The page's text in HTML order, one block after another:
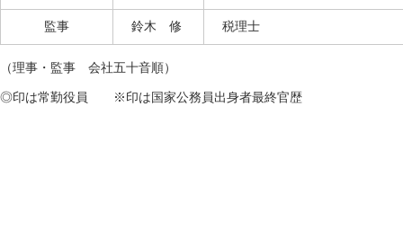
監事 鈴木 修 税理士
（理事・監事 会社五十音順）
◎印は常勤役員 ※印は国家公務員出身者最終官歴